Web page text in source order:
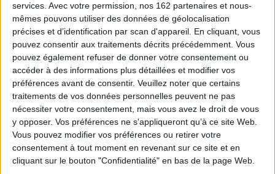
services. Avec votre permission, nos 162 partenaires et nous-
mêmes pouvons utiliser des données de géolocalisation
précises et d’identification par scan d'appareil. En cliquant, vous
pouvez consentir aux traitements décrits précédemment. Vous
pouvez également refuser de donner votre consentement ou
accéder à des informations plus détaillées et modifier vos
préférences avant de consentir. Veuillez noter que certains
traitements de vos données personnelles peuvent ne pas
nécessiter votre consentement, mais vous avez le droit de vous
y opposer. Vos préférences ne s'appliqueront qu’à ce site Web.
Vous pouvez modifier vos préférences ou retirer votre
consentement à tout moment en revenant sur ce site et en
cliquant sur le bouton "Confidentialité" en bas de la page Web.
Ne pleure pas tes enfants...
Auteur :Manuel Garcia Munoz
Éditeur(s) :le Studio
Au coeur de la Guerre civile
d'Espagne, Pedro et ses
amis vont devoir reprendre
les armes à cause d'un
curieux message... ©Electre
2026
18,29 €
Expédié sous 10 à 15 j.
Toi, lumière de ma nuit : un
conte à quatre mains
Auteur : Christian Grenier
Éditeur(s) :Portelune
productions
Chaque matin, en se
réveillant, Onir se retrouve
dans un présent différent.
Chaque nuit, il plonge dans
prince des songes et où il
rejoint Selna. Une histoire
poétique qui oscille entre
science-fiction, fantastique
et fantasy. Avec en fi...